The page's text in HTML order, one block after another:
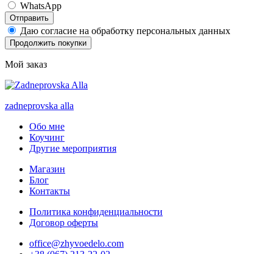
WhatsApp
Отправить
Даю согласие на обработку персональных данных
Продолжить покупки
Мой заказ
zadneprovska alla
Обо мне
Коучинг
Другие мероприятия
Магазин
Блог
Контакты
Политика конфиденциальности
Договор оферты
office@zhyvoedelo.com